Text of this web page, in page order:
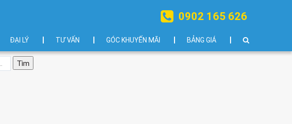
ĐẠI LÝ TƯ VẤN GÓC KHUYẾN MÃI BẢNG GIÁ
0902 165 626